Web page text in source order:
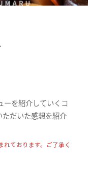
ーを紹介していくコ
だいた感想を紹介
ております。ご了承く